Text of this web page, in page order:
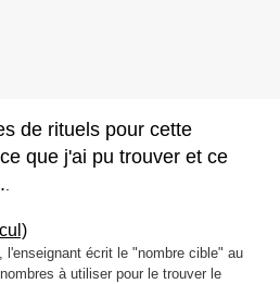
de rituels pour cette
que j'ai pu trouver et ce
l'enseignant écrit le "nombre cible" au
à utiliser pour le trouver le